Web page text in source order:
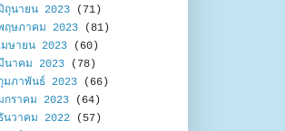
ถุนายน 2023 (71)
ฤษภาคม 2023 (81)
มษายน 2023 (60)
นาคม 2023 (78)
มภาพันธ์ 2023 (66)
กราคม 2023 (64)
นวาคม 2022 (57)